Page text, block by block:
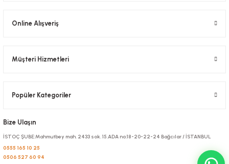
Online Alışveriş
Müşteri Hizmetleri
Popüler Kategoriler
Bize Ulaşın
İSTOÇ ŞUBE:Mahmutbey mah. 2433 sok. 15.ADA no:18-20-22-24 Bağcılar / İSTANBUL
0555 165 10 25
0506 527 60 94